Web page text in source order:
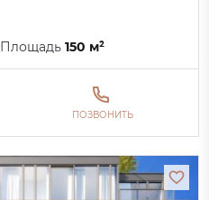
Площадь150 м²
ПОЗВОНИТЬ